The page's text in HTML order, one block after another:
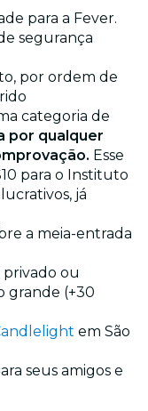
para a Fever.
segurança
por ordem de
categoria de
por qualquer
Esse
para o Instituto
já
a meia-entrada
ou
grande (+30
em São
seus amigos e